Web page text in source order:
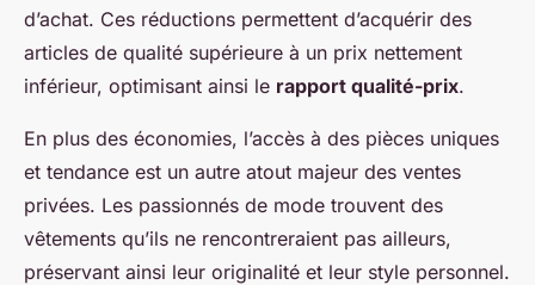
d’achat. Ces réductions permettent d’acquérir des
articles de qualité supérieure à un prix nettement
inférieur, optimisant ainsi le rapport qualité-prix.
En plus des économies, l’accès à des pièces uniques
et tendance est un autre atout majeur des ventes
privées. Les passionnés de mode trouvent des
vêtements qu’ils ne rencontreraient pas ailleurs,
préservant ainsi leur originalité et leur style personnel.